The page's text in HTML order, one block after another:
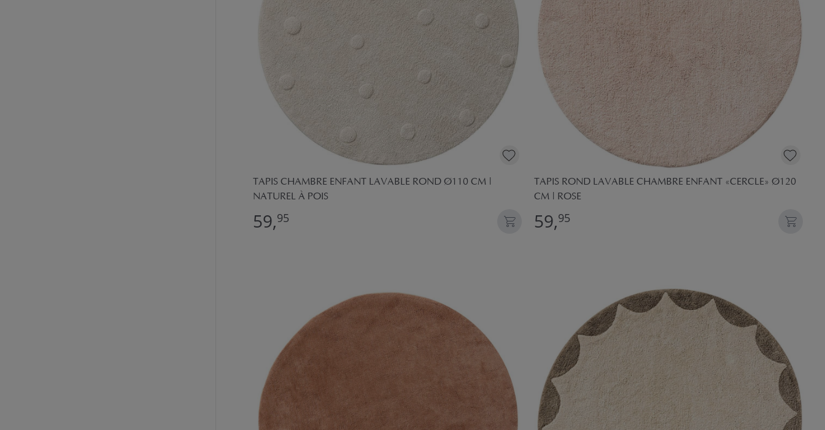
TAPIS CHAMBRE ENFANT LAVABLE ROND Ø110 CM |
NATUREL À POIS
59,95
TAPIS ROND LAVABLE CHAMBRE ENFANT «CERCLE» Ø120
CM | ROSE
59,95